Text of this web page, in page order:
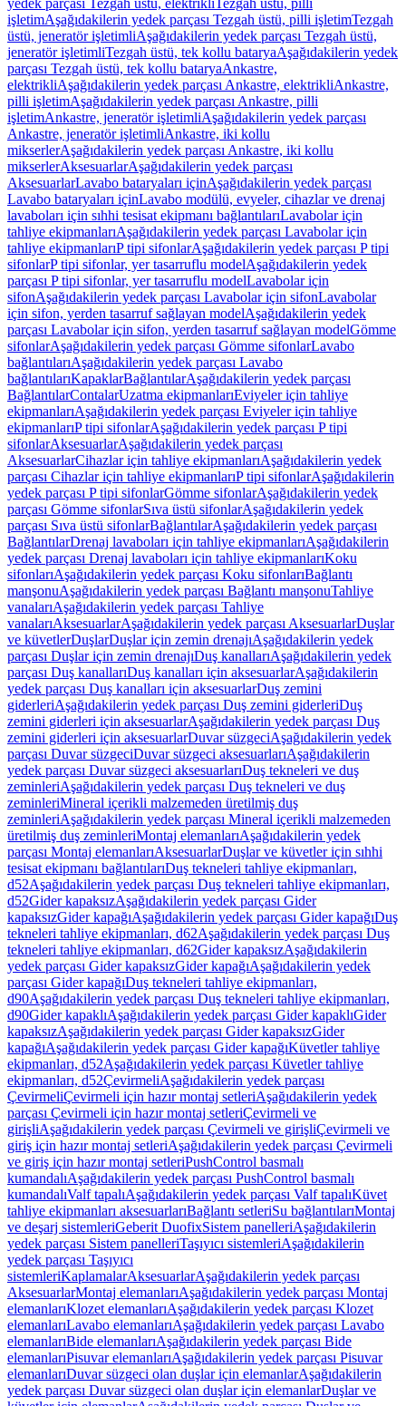
yedek parçası Tezgah üstü, elektrikli Tezgah üstü, pilli
işletimAşağıdakilerin yedek parçası Tezgah üstü, pilli işletimTezgah
üstü, jeneratör işletimliAşağıdakilerin yedek parçası Tezgah üstü,
jeneratör işletimliTezgah üstü, tek kollu bataryaAşağıdakilerin yedek
parçası Tezgah üstü, tek kollu bataryaAnkastre,
elektrikliAşağıdakilerin yedek parçası Ankastre, elektrikliAnkastre,
pilli işletimAşağıdakilerin yedek parçası Ankastre, pilli
işletimAnkastre, jeneratör işletimliAşağıdakilerin yedek parçası
Ankastre, jeneratör işletimliAnkastre, iki kollu
mikserlerAşağıdakilerin yedek parçası Ankastre, iki kollu
mikserlerAksesuarlarAşağıdakilerin yedek parçası
AksesuarlarLavabo bataryaları içinAşağıdakilerin yedek parçası
Lavabo bataryaları içinLavabo modülü, evyeler, cihazlar ve drenaj
lavaboları için sıhhi tesisat ekipmanı bağlantılarıLavabolar için
tahliye ekipmanlarıAşağıdakilerin yedek parçası Lavabolar için
tahliye ekipmanlarıP tipi sifonlarAşağıdakilerin yedek parçası P tipi
sifonlarP tipi sifonlar, yer tasarruflu modelAşağıdakilerin yedek
parçası P tipi sifonlar, yer tasarruflu modelLavabolar için
sifonAşağıdakilerin yedek parçası Lavabolar için sifonLavabolar
için sifon, yerden tasarruf sağlayan modelAşağıdakilerin yedek
parçası Lavabolar için sifon, yerden tasarruf sağlayan modelGömme
sifonlarAşağıdakilerin yedek parçası Gömme sifonlarLavabo
bağlantılarıAşağıdakilerin yedek parçası Lavabo
bağlantılarıKapaklarBağlantılarAşağıdakilerin yedek parçası
BağlantılarContalarUzatma ekipmanlarıEviyeler için tahliye
ekipmanlarıAşağıdakilerin yedek parçası Eviyeler için tahliye
ekipmanlarıP tipi sifonlarAşağıdakilerin yedek parçası P tipi
sifonlarAksesuarlarAşağıdakilerin yedek parçası
AksesuarlarCihazlar için tahliye ekipmanlarıAşağıdakilerin yedek
parçası Cihazlar için tahliye ekipmanlarıP tipi sifonlarAşağıdakilerin
yedek parçası P tipi sifonlarGömme sifonlarAşağıdakilerin yedek
parçası Gömme sifonlarSıva üstü sifonlarAşağıdakilerin yedek
parçası Sıva üstü sifonlarBağlantılarAşağıdakilerin yedek parçası
BağlantılarDrenaj lavaboları için tahliye ekipmanlarıAşağıdakilerin
yedek parçası Drenaj lavaboları için tahliye ekipmanlarıKoku
sifonlarıAşağıdakilerin yedek parçası Koku sifonlarıBağlantı
manşonuAşağıdakilerin yedek parçası Bağlantı manşonuTahliye
vanalarıAşağıdakilerin yedek parçası Tahliye
vanalarıAksesuarlarAşağıdakilerin yedek parçası AksesuarlarDuşlar
ve küvetlerDuşlarDuşlar için zemin drenajıAşağıdakilerin yedek
parçası Duşlar için zemin drenajıDuş kanallarıAşağıdakilerin yedek
parçası Duş kanallarıDuş kanalları için aksesuarlarAşağıdakilerin
yedek parçası Duş kanalları için aksesuarlarDuş zemini
giderleriAşağıdakilerin yedek parçası Duş zemini giderleriDuş
zemini giderleri için aksesuarlarAşağıdakilerin yedek parçası Duş
zemini giderleri için aksesuarlarDuvar süzgeciAşağıdakilerin yedek
parçası Duvar süzgeciDuvar süzgeci aksesuarlarıAşağıdakilerin
yedek parçası Duvar süzgeci aksesuarlarıDuş tekneleri ve duş
zeminleriAşağıdakilerin yedek parçası Duş tekneleri ve duş
zeminleriMineral içerikli malzemeden üretilmiş duş
zeminleriAşağıdakilerin yedek parçası Mineral içerikli malzemeden
üretilmiş duş zeminleriMontaj elemanlarıAşağıdakilerin yedek
parçası Montaj elemanlarıAksesuarlarDuşlar ve küvetler için sıhhi
tesisat ekipmanı bağlantılarıDuş tekneleri tahliye ekipmanları,
d52Aşağıdakilerin yedek parçası Duş tekneleri tahliye ekipmanları,
d52Gider kapaksızAşağıdakilerin yedek parçası Gider
kapaksızGider kapağıAşağıdakilerin yedek parçası Gider kapağıDuş
tekneleri tahliye ekipmanları, d62Aşağıdakilerin yedek parçası Duş
tekneleri tahliye ekipmanları, d62Gider kapaksızAşağıdakilerin
yedek parçası Gider kapaksızGider kapağıAşağıdakilerin yedek
parçası Gider kapağıDuş tekneleri tahliye ekipmanları,
d90Aşağıdakilerin yedek parçası Duş tekneleri tahliye ekipmanları,
d90Gider kapaklıAşağıdakilerin yedek parçası Gider kapaklıGider
kapaksızAşağıdakilerin yedek parçası Gider kapaksızGider
kapağıAşağıdakilerin yedek parçası Gider kapağıKüvetler tahliye
ekipmanları, d52Aşağıdakilerin yedek parçası Küvetler tahliye
ekipmanları, d52ÇevirmeliAşağıdakilerin yedek parçası
ÇevirmeliÇevirmeli için hazır montaj setleriAşağıdakilerin yedek
parçası Çevirmeli için hazır montaj setleriÇevirmeli ve
girişliAşağıdakilerin yedek parçası Çevirmeli ve girişliÇevirmeli ve
giriş için hazır montaj setleriAşağıdakilerin yedek parçası Çevirmeli
ve giriş için hazır montaj setleriPushControl basmalı
kumandalıAşağıdakilerin yedek parçası PushControl basmalı
kumandalıValf tapalıAşağıdakilerin yedek parçası Valf tapalıKüvet
tahliye ekipmanları aksesuarlarıBağlantı setleriSu bağlantılarıMontaj
ve deşarj sistemleriGeberit DuofixSistem panelleriAşağıdakilerin
yedek parçası Sistem panelleriTaşıyıcı sistemleriAşağıdakilerin
yedek parçası Taşıyıcı
sistemleriKaplamalarAksesuarlarAşağıdakilerin yedek parçası
AksesuarlarMontaj elemanlarıAşağıdakilerin yedek parçası Montaj
elemanlarıKlozet elemanlarıAşağıdakilerin yedek parçası Klozet
elemanlarıLavabo elemanlarıAşağıdakilerin yedek parçası Lavabo
elemanlarıBide elemanlarıAşağıdakilerin yedek parçası Bide
elemanlarıPisuvar elemanlarıAşağıdakilerin yedek parçası Pisuvar
elemanlarıDuvar süzgeci olan duşlar için elemanlarAşağıdakilerin
yedek parçası Duvar süzgeci olan duşlar için elemanlarDuşlar ve